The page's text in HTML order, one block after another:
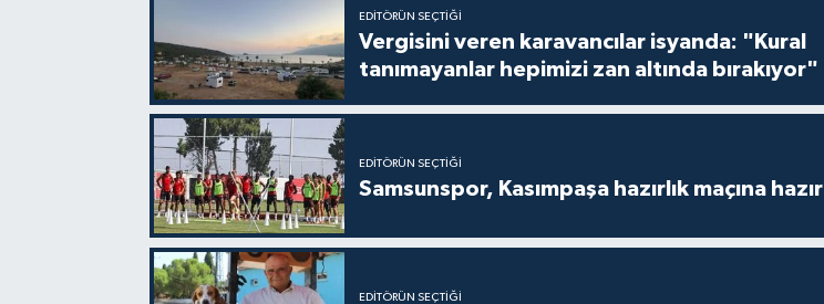
EDITÖRÜN SEÇTIĞI
Vergisini veren karavancılar isyanda: "Kural
tanımayanlar hepimizi zan altında bırakıyor"
EDITÖRÜN SEÇTIĞI
Samsunspor, Kasımpaşa hazırlık maçına hazır
EDITÖRÜN SEÇTIĞI